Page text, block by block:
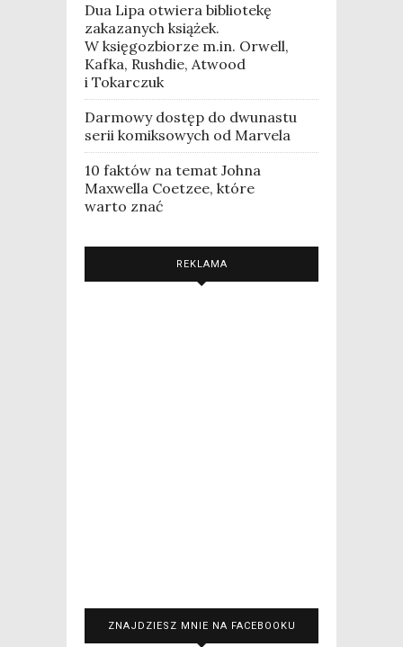
Dua Lipa otwiera bibliotekę
zakazanych książek.
W księgozbiorze m.in. Orwell,
Kafka, Rushdie, Atwood
i Tokarczuk
Darmowy dostęp do dwunastu
serii komiksowych od Marvela
10 faktów na temat Johna
Maxwella Coetzee, które
warto znać
REKLAMA
ZNAJDZIESZ MNIE NA FACEBOOKU